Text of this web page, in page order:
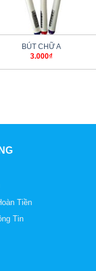
BÚT CHỮ A
3.000₫
Tiền
Tin